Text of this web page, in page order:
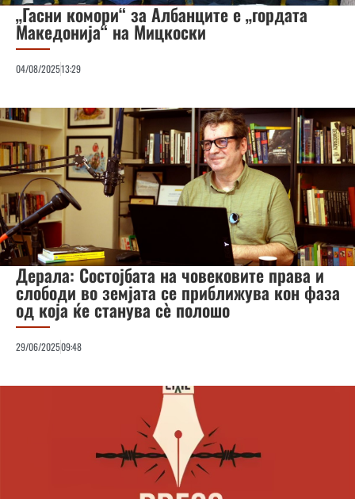
„Гасни комори“ за Албанците е „гордата
Македонија“ на Мицкоски
04/08/202513:29
Дерала: Состојбата на човековите права и
слободи во земјата се приближува кон фаза
од која ќе станува сѐ полошо
29/06/202509:48